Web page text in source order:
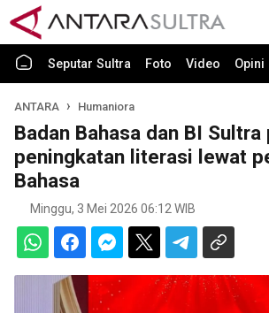
Seputar Sultra Foto Video Opini
ANTARA Humaniora
Badan Bahasa dan BI
peningkatan literasi lewat
Bahasa
Minggu, 3 Mei 2026 06:12 WIB